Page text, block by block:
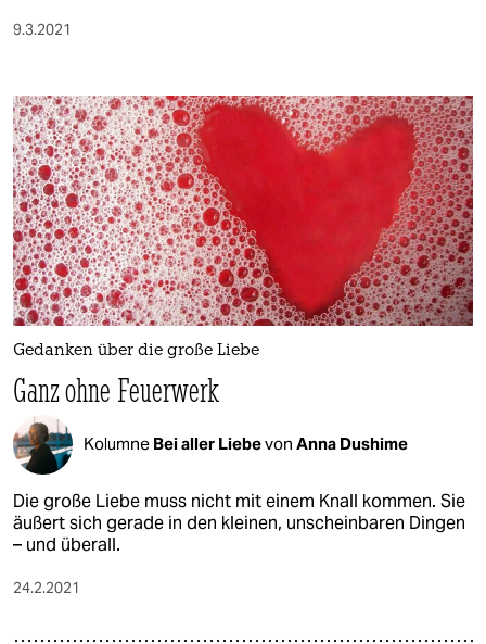
9.3.2021
Gedanken über die große Liebe
Ganz ohne Feuerwerk
Kolumne Bei aller Liebevon Anna Dushime
Die große Liebe muss nicht mit einem Knall kommen. Sie
äußert sich gerade in den kleinen, unscheinbaren Dingen
– und überall.
24.2.2021